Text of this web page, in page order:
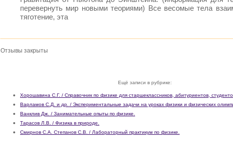
перевернуть мир новыми теориями) Все весомые тела
тяготение, эта
Отзывы закрыты
Ещё записи в рубрике:
Хорошавина С.Г. / Справочник по физике для старшеклассников, абитуриентов,
Варламов С.Д. и др. / Экспериментальные задачи на уроках физики и физических
Ванклив Дж. / Занимательные опыты по физике.
Тарасов Л.В. / Физика в природе.
Смирнов С.А. Степанов С.В. / Лабораторный практикум по физике.